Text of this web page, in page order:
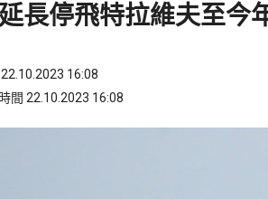
長停飛特拉維夫至今
16:08
間 22.10.2023 16:08